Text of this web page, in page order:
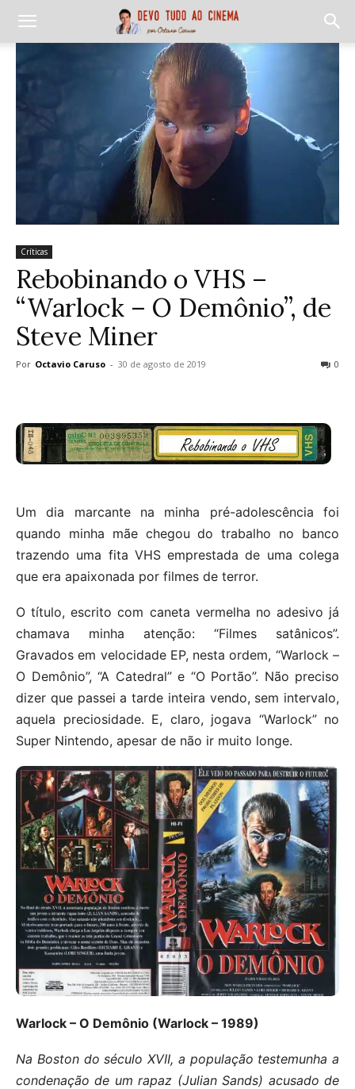
Críticas
Rebobinando o VHS –
“Warlock – O Demônio”, de
Steve Miner
Por Octavio Caruso - 30 de agosto de 2019 0
Um dia marcante na minha pré-adolescência foi
quando minha mãe chegou do trabalho no banco
trazendo uma fita VHS emprestada de uma colega
que era apaixonada por filmes de terror.
O título, escrito com caneta vermelha no adesivo já
chamava minha atenção: “Filmes satânicos”.
Gravados em velocidade EP, nesta ordem, “Warlock –
O Demônio”, “A Catedral” e “O Portão”. Não preciso
dizer que passei a tarde inteira vendo, sem intervalo,
aquela preciosidade. E, claro, jogava “Warlock” no
Super Nintendo, apesar de não ir muito longe.
Warlock – O Demônio (Warlock – 1989)
Na Boston do século XVII, a população testemunha a
condenação de um rapaz (Julian Sands) acusado de